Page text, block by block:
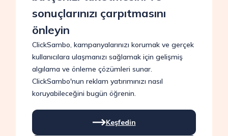
sonuçlarınızı çarpıtmasını
önleyin
ClickSambo, kampanyalarınızı korumak ve gerçek
kullanıcılara ulaşmanızı sağlamak için gelişmiş
algılama ve önleme çözümleri sunar.
ClickSambo'nun reklam yatırımınızı nasıl
koruyabileceğini bugün öğrenin.
Keşfedin